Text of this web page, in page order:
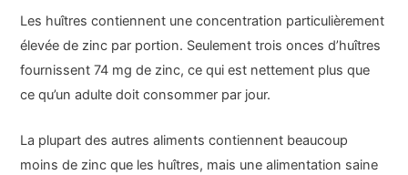
Les huîtres contiennent une concentration particulièrement
élevée de zinc par portion. Seulement trois onces d’huîtres
fournissent 74 mg de zinc, ce qui est nettement plus que
ce qu’un adulte doit consommer par jour.
La plupart des autres aliments contiennent beaucoup
moins de zinc que les huîtres, mais une alimentation saine